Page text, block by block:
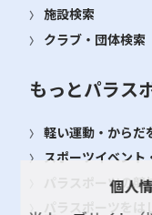
施設検索
クラブ・団体検索
もっとパラス
軽い運動・からだ
スポーツイベント
パラスポーツの
パラスポーツをは
個人